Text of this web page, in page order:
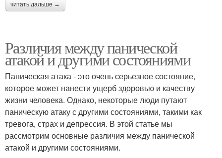
читать дальше →
Различия между панической
атакой и другими состояниями
Паническая атака - это очень серьезное состояние,
которое может нанести ущерб здоровью и качеству
жизни человека. Однако, некоторые люди путают
паническую атаку с другими состояниями, такими как
тревога, страх и депрессия. В этой статье мы
рассмотрим основные различия между панической
атакой и другими состояниями.